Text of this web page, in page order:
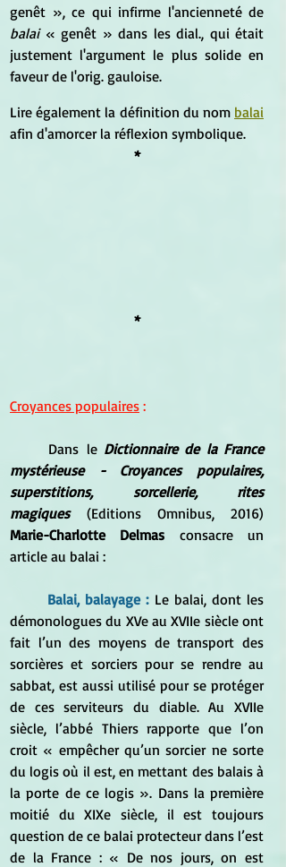
balai « genêt » dans les dial., qui était
justement l'argument le plus solide en
faveur de l'orig. gauloise.
Lire également la définition du nom balai
afin d'amorcer la réflexion symbolique.
*
*
Croyances populaires :
Dans le Dictionnaire de la France
mystérieuse - Croyances populaires,
superstitions, sorcellerie, rites
magiques
Marie-Charlotte Delmas consacre un
article au balai :
Balai, balayage : Le balai, dont les
démonologues du XVe au XVIIe siècle ont
fait l’un des moyens de transport des
sorcières et sorciers pour se rendre au
sabbat, est aussi utilisé pour se protéger
de ces serviteurs du diable. Au XVIIe
siècle, l’abbé Thiers rapporte que l’on
croit « empêcher qu’un sorcier ne sorte
du logis où il est, en mettant des balais à
la porte de ce logis ». Dans la première
moitié du XIXe siècle, il est toujours
question de ce balai protecteur dans l’est
de la France : « De nos jours, on est